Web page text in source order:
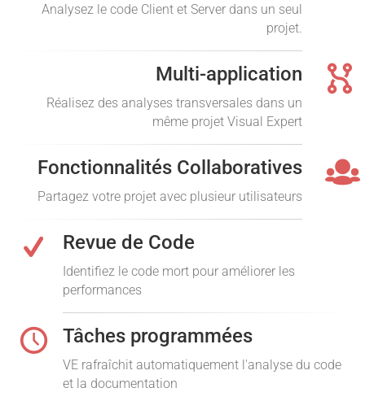
Analysez le code Client et Server dans un seul
projet.
Multi-application
Réalisez des analyses transversales dans un
même projet Visual Expert
Fonctionnalités Collaboratives
Partagez votre projet avec plusieur utilisateurs
Revue de Code
Identifiez le code mort pour améliorer les
performances
Tâches programmées
VE rafraîchit automatiquement l'analyse du code
et la documentation